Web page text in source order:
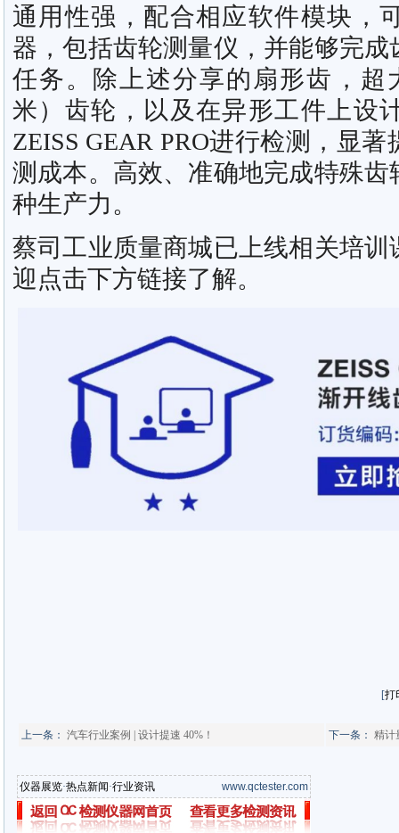
通用性强，配合相应软件模块，
器，包括齿轮测量仪，并能够完
任务。除上述分享的扇形齿，超
米）齿轮，以及在异形工件上设
ZEISS GEAR PRO进行检测，显
测成本。高效、准确地完成特殊
种生产力。
蔡司工业质量商城已上线相关培
迎点击下方链接了解。
[打
上一条： 汽车行业案例 | 设计提速 40%！ 下一条： 精计
仪器展览·热点新闻·行业资讯 www.qctester.com